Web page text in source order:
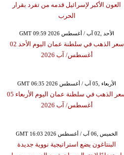
العون الأكبر لإسرائيل قدمه من تفرد بقرار
الحرب
GMT 09:59 2026 الأحد ,02 آب / أغسطس
سعر الذهب في سلطنة عمان اليوم الأحد 02
أغسطس/ آب 2026
GMT 06:35 2026 الأربعاء ,05 آب / أغسطس
سعر الذهب في سلطنة عمان اليوم الأربعاء 05
أغسطس/ آب 2026
GMT 16:03 2026 الخميس ,06 آب / أغسطس
البنتاغون يضع استراتيجية نووية جديدة